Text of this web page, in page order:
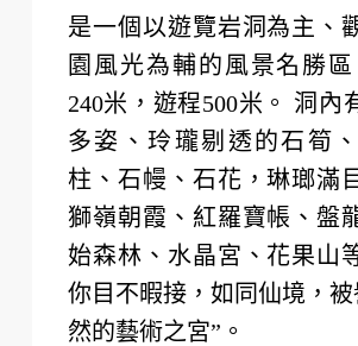
是一個以遊覽岩洞為主、
園風光為輔的風景名勝
240米，遊程500米。 洞內
多姿、玲瓏剔透的石筍
柱、石幔、石花，琳瑯滿
獅嶺朝霞、紅羅寶帳、盤
始森林、水晶宮、花果山
你目不暇接，如同仙境，被
然的藝術之宮”。